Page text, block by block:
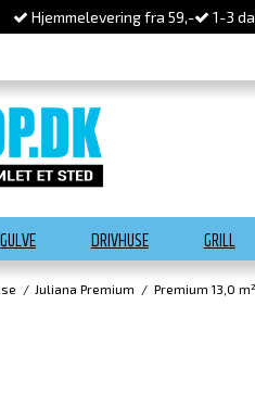
Hjemmelevering fra 59,- 1-3
GULVE DRIVHUSE GRILL
/ Juliana Premium / Premium 13,0